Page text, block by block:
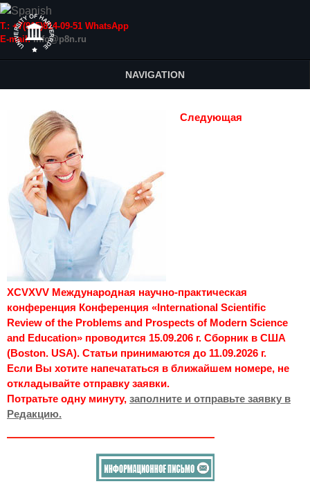
Т.: +7(915)814-09-51 WhatsApp
E-mail:info@p8n.ru
NAVIGATION
Следующая
XCVXVV Международная научно-практическая
конференция Конференция «International Scientific
Review of the Problems and Prospects of Modern Science
and Education» проводится 15.09.206 г. Сборник в США
(Boston. USA). Статьи принимаются до 11.09.2026 г.
Если Вы хотите напечататься в ближайшем номере, не
откладывайте отправку заявки.
Потратьте одну минуту, заполните и отправьте заявку в
Редакцию.